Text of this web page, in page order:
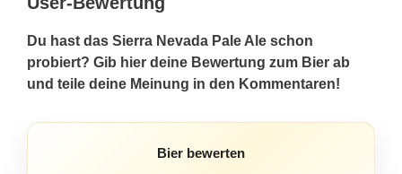
Du hast das Sierra Nevada Pale Ale schon
probiert? Gib hier deine Bewertung zum Bier ab
und teile deine Meinung in den Kommentaren!
Bier bewerten